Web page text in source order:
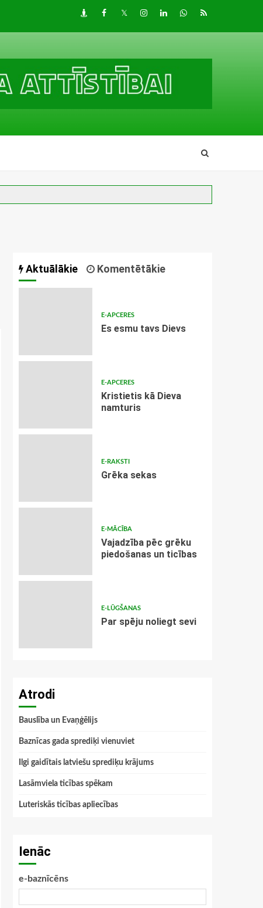
DraugiemFacebook
TwitterInstagram
LinkedInwhatsapp
RSS
Aktuālākie Komentētākie
E-APCERES
Es esmu tavs Dievs
E-APCERES
Kristietis kā Dieva
namturis
E-RAKSTI
Grēka sekas
E-MĀCĪBA
Vajadzība pēc grēku
piedošanas un ticības
E-LŪGŠANAS
Par spēju noliegt sevi
Atrodi
Bauslība un Evaņģēlijs
Baznīcas gada sprediķi vienuviet
Ilgi gaidītais latviešu sprediķu krājums
Lasāmviela ticības spēkam
Luteriskās ticības apliecības
Ienāc
e-baznīcēns